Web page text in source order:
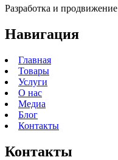
Разработка и продвижение
Навигация
Главная
Товары
Услуги
О нас
Медиа
Блог
Контакты
Контакты